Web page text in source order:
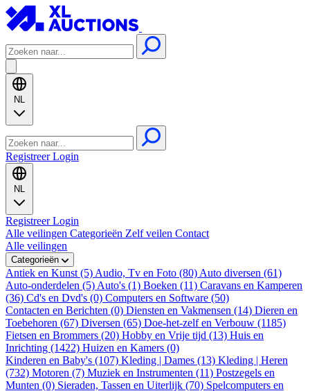
NL
RegistreerLogin
NL
RegistreerLogin
Alle veilingen Categorieën Zelf veilen Contact
Alle veilingen
Categorieën
Antiek en Kunst (5) Audio, Tv en Foto (80) Auto diversen (61)
Auto-onderdelen (5) Auto's (1) Boeken (11) Caravans en Kamperen
(36) Cd's en Dvd's (0) Computers en Software (50)
Contacten en Berichten (0) Diensten en Vakmensen (14) Dieren en
Toebehoren (67) Diversen (65) Doe-het-zelf en Verbouw (1185)
Fietsen en Brommers (20) Hobby en Vrije tijd (13) Huis en
Inrichting (1422) Huizen en Kamers (0)
Kinderen en Baby's (107) Kleding | Dames (13) Kleding | Heren
(732) Motoren (7) Muziek en Instrumenten (11) Postzegels en
Munten (0) Sieraden, Tassen en Uiterlijk (70) Spelcomputers en